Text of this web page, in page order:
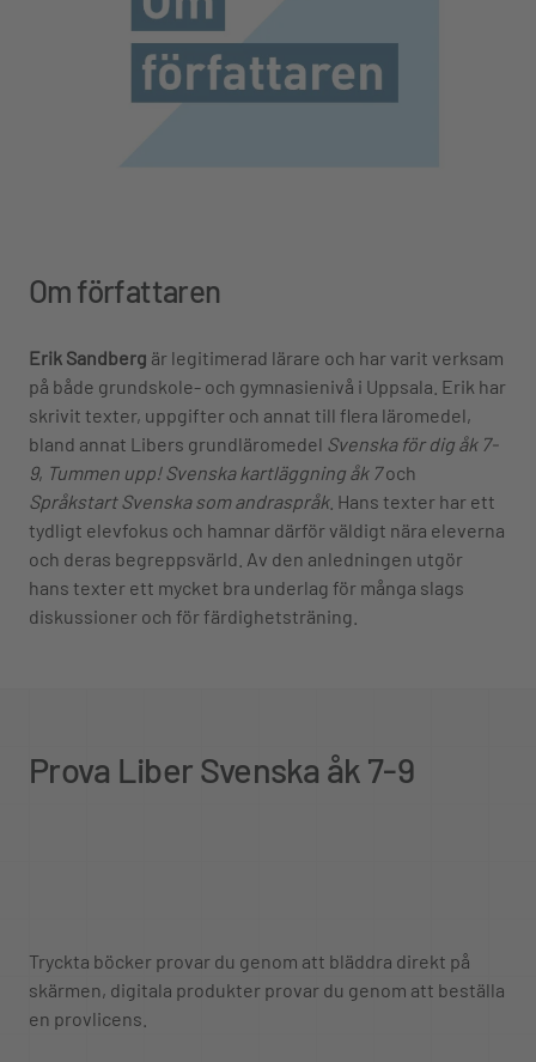
Om författaren
Erik Sandberg är legitimerad lärare och har varit verksam
på både grundskole- och gymnasienivå i Uppsala. Erik har
skrivit texter, uppgifter och annat till flera läromedel,
bland annat Libers grundläromedel Svenska för dig åk 7-
9, Tummen upp! Svenska kartläggning åk 7och
Språkstart Svenska som andraspråk. Hans texter har ett
tydligt elevfokus och hamnar därför väldigt nära eleverna
och deras begreppsvärld. Av den anledningen utgör
hans texter ett mycket bra underlag för många slags
diskussioner och för färdighetsträning.
Prova Liber Svenska åk 7-9
Tryckta böcker provar du genom att bläddra direkt på
skärmen, digitala produkter provar du genom att beställa
en provlicens.